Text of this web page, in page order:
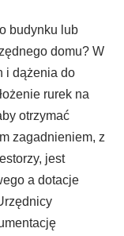
budynku lub
domu? W
i dążenia do
rurek na
otrzymać
zagadnieniem, z
jest
a dotacje